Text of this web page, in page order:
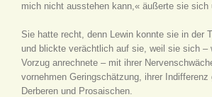
mich nicht ausstehen kann,« äußerte sie sich
Sie hatte recht, denn Lewin konnte sie in der
und blickte verächtlich auf sie, weil sie sich –
Vorzug anrechnete – mit ihrer
vornehmen Geringschätzung, ihrer Indifferenz
Derberen und Prosaischen.